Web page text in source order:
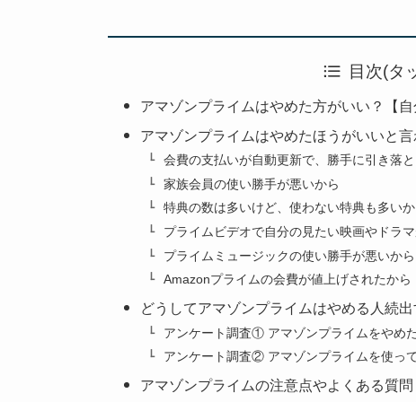
目次(タ
アマゾンプライムはやめた方がいい？【
アマゾンプライムはやめたほうがいいと
会費の支払いが自動更新で、勝手に引き落
家族会員の使い勝手が悪いから
特典の数は多いけど、使わない特典も多いか
プライムビデオで自分の見たい映画やドラ
プライムミュージックの使い勝手が悪いから
Amazonプライムの会費が値上げされたから
どうしてアマゾンプライムはやめる人続
アンケート調査① アマゾンプライムをやめ
アンケート調査② アマゾンプライムを使っ
アマゾンプライムの注意点やよくある質問